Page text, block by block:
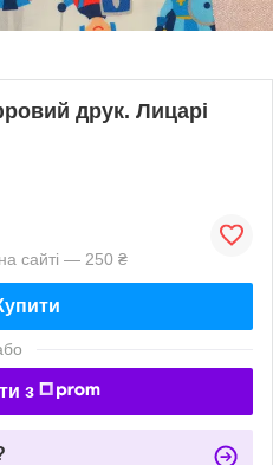
друк. Лицарі
сайті — 250 ₴
з